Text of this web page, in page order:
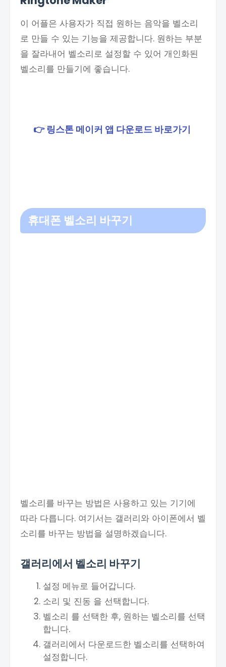
이 어플은 사용자가 직접 원하는 음악을 벨소리
로 만들 수 있는 기능을 제공합니다. 원하는 부분
을 잘라내어 벨소리로 설정할 수 있어 개인화된
벨소리를 만들기에 좋습니다.
👉 링스톤 메이커 앱 다운로드 바로가기
휴대폰 벨소리 바꾸기
벨소리를 바꾸는 방법은 사용하고 있는 기기에
따라 다릅니다. 여기서는 갤러리와 아이폰에서 벨
소리를 바꾸는 방법을 설명하겠습니다.
갤러리에서 벨소리 바꾸기
설정 메뉴로 들어갑니다.
소리 및 진동 을 선택합니다.
벨소리 를 선택한 후, 원하는 벨소리를 선택
합니다.
갤러리에서 다운로드한 벨소리를 선택하여
설정합니다.